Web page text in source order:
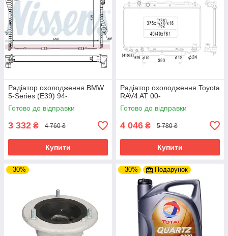
Радіатор охолодження BMW
5-Series (E39) 94-
Готово до відправки
3 332 ₴ 4 760 ₴
Купити
Радіатор охолодження Toyota
RAV4 AT 00-
Готово до відправки
4 046 ₴ 5 780 ₴
Купити
–30% –30% Подарунок